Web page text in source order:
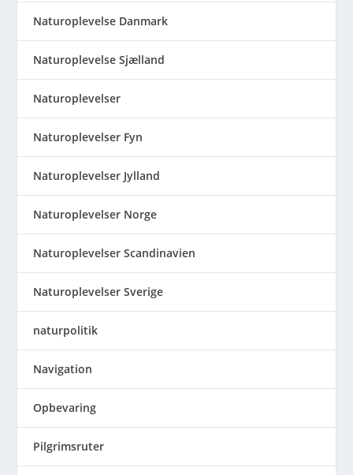
Naturoplevelse Danmark
Naturoplevelse Sjælland
Naturoplevelser
Naturoplevelser Fyn
Naturoplevelser Jylland
Naturoplevelser Norge
Naturoplevelser Scandinavien
Naturoplevelser Sverige
naturpolitik
Navigation
Opbevaring
Pilgrimsruter